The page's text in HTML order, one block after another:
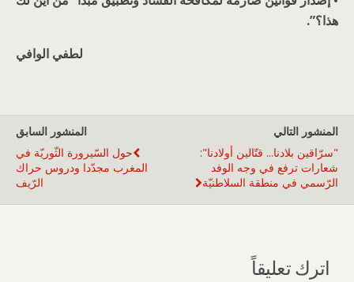
هذا؟”.
لطفي الوافي
المنشور السابق
حول السّيرورة الثّوريّة في
المغرب مجدّدا ودروس حراك
الرّيف
المنشور التالي
"سرّاقين بلادنا... قتّالين أولادنا":
شعارات ترفع في وجه الوفد
الرّسمي في منطقة السلاطنيّة
اترك تعليقاً